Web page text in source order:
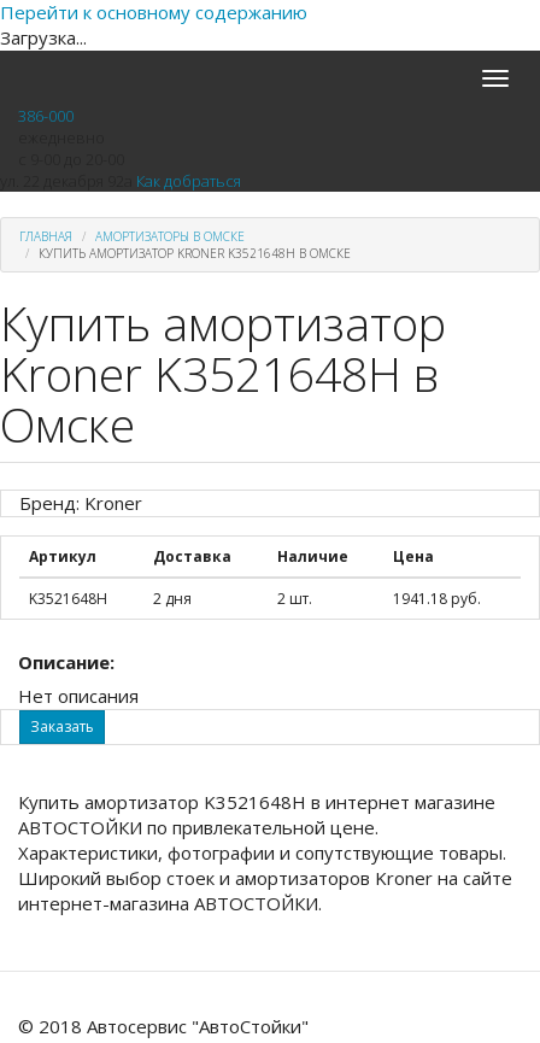
Перейти к основному содержанию
Загрузка...
Toggle
386-000
Как добраться
ГЛАВНАЯ
АМОРТИЗАТОРЫ В ОМСКЕ
КУПИТЬ АМОРТИЗАТОР KRONER K3521648H В ОМСКЕ
Купить амортизатор
Kroner K3521648H в
Омске
Бренд: Kroner
Артикул Доставка Наличие Цена
K3521648H 2 дня 2 шт. 1941.18 руб.
Описание:
Нет описания
Заказать
Купить амортизатор K3521648H в интернет магазине
АВТОСТОЙКИ по привлекательной цене.
Характеристики, фотографии и сопутствующие товары.
Широкий выбор стоек и амортизаторов Kroner на сайте
интернет-магазина АВТОСТОЙКИ.
© 2018 Автосервис "АвтоСтойки"